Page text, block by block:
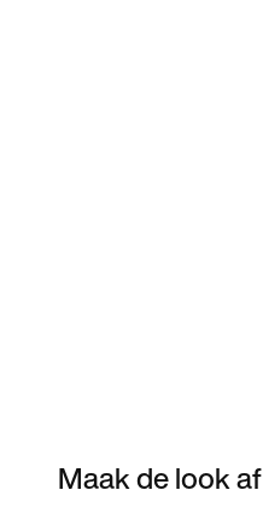
Maak de look af